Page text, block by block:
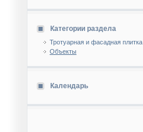
Категории раздела
Тротуарная и фасадная плитка
Объекты
Календарь